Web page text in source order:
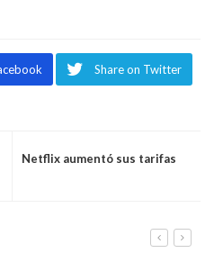
Share on Twitter
Netflix aumentó sus tarifas